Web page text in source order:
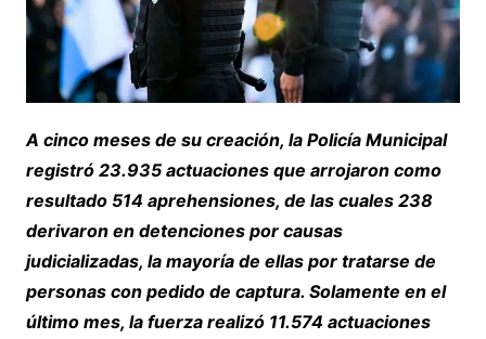
A cinco meses de su creación, la Policía Municipal
registró 23.935 actuaciones que arrojaron como
resultado 514 aprehensiones, de las cuales 238
derivaron en detenciones por causas
judicializadas, la mayoría de ellas por tratarse de
personas con pedido de captura. Solamente en el
último mes, la fuerza realizó 11.574 actuaciones